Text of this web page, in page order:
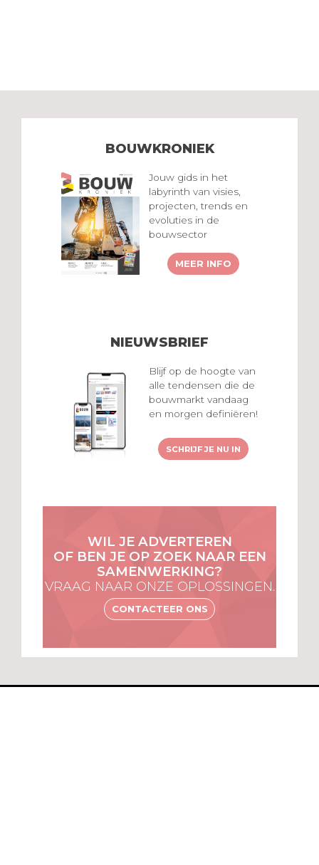
BOUWKRONIEK
Jouw gids in het
labyrinth van visies,
projecten, trends en
evoluties in de
bouwsector
MEER INFO
NIEUWSBRIEF
Blijf op de hoogte van
alle tendensen die de
bouwmarkt vandaag
en morgen definiëren!
SCHRIJF JE NU IN
WIL JE ADVERTEREN
OF BEN JE OP ZOEK NAAR EEN
SAMENWERKING?
VRAAG NAAR ONZE OPLOSSINGEN.
CONTACTEER ONS